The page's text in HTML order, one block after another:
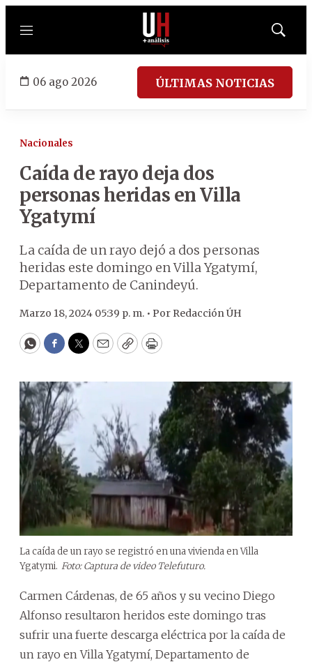
Menú
Mostrar
06 ago 2026 ÚLTIMAS NOTICIAS
Nacionales
Caída de rayo deja dos
personas heridas en Villa
Ygatymí
La caída de un rayo dejó a dos personas
heridas este domingo en Villa Ygatymí,
Departamento de Canindeyú.
Marzo 18, 2024 05:39 p. m. • Por Redacción ÚH
WhatsApp
Facebook
Twitter
EmailCopyPrint
La caída de un rayo se registró en una vivienda en Villa
Ygatymi. Foto: Captura de video Telefuturo.
Carmen Cárdenas, de 65 años y su vecino Diego
Alfonso resultaron heridos este domingo tras
sufrir una fuerte descarga eléctrica por la caída de
un rayo en Villa Ygatymí, Departamento de